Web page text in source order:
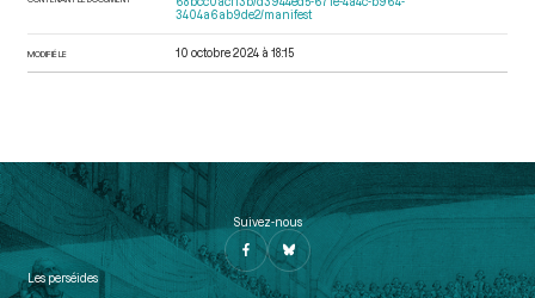
3404a6ab9de2/manifest
MODIFIÉ LE 10 octobre 2024 à 18:15
Suivez-nous
Les perséides